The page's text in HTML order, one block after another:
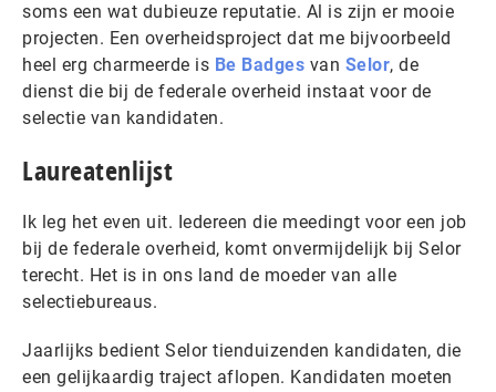
soms een wat dubieuze reputatie. Al is zijn er mooie
projecten. Een overheidsproject dat me bijvoorbeeld
heel erg charmeerde is Be Badges van Selor, de
dienst die bij de federale overheid instaat voor de
selectie van kandidaten.
Laureatenlijst
Ik leg het even uit. Iedereen die meedingt voor een job
bij de federale overheid, komt onvermijdelijk bij Selor
terecht. Het is in ons land de moeder van alle
selectiebureaus.
Jaarlijks bedient Selor tienduizenden kandidaten, die
een gelijkaardig traject aflopen. Kandidaten moeten